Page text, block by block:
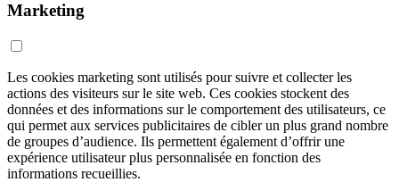
Marketing
Les cookies marketing sont utilisés pour suivre et collecter les
actions des visiteurs sur le site web. Ces cookies stockent des
données et des informations sur le comportement des utilisateurs, ce
qui permet aux services publicitaires de cibler un plus grand nombre
de groupes d’audience. Ils permettent également d’offrir une
expérience utilisateur plus personnalisée en fonction des
informations recueillies.